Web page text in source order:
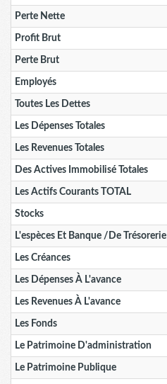
Perte Nette
Profit Brut
Perte Brut
Employés
Toutes Les Dettes
Les Dépenses Totales
Les Revenues Totales
Des Actives Immobilisé Totales
Les Actifs Courants TOTAL
Stocks
L'espèces Et Banque /de Trésorerie
Les Créances
Les Dépenses À L'avance
Les Revenues À L'avance
Les Fonds
Le Patrimoine D'administration
Le Patrimoine Publique